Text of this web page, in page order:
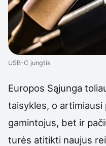
USB-C jungtis
Europos Sąjunga
taisykles, o artimiausi
gamintojus, bet ir
turės atitikti naujus